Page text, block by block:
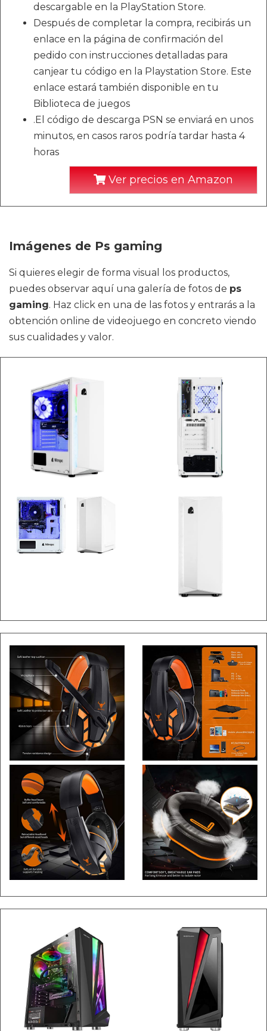
descargable en la PlayStation Store.
Después de completar la compra, recibirás un
enlace en la página de confirmación del
pedido con instrucciones detalladas para
canjear tu código en la Playstation Store. Este
enlace estará también disponible en tu
Biblioteca de juegos
.El código de descarga PSN se enviará en unos
minutos, en casos raros podría tardar hasta 4
horas
Ver precios en Amazon
Imágenes de Ps gaming
Si quieres elegir de forma visual los productos,
puedes observar aquí una galería de fotos de ps
gaming. Haz click en una de las fotos y entrarás a la
obtención online de videojuego en concreto viendo
sus cualidades y valor.